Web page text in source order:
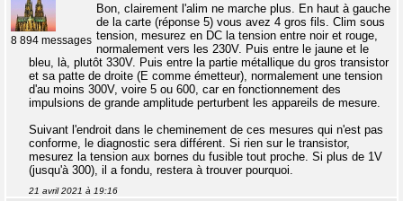
8 894 messages
Bon, clairement l'alim ne marche plus. En haut à gauche
de la carte (réponse 5) vous avez 4 gros fils. Clim sous
tension, mesurez en DC la tension entre noir et rouge,
normalement vers les 230V. Puis entre le jaune et le
bleu, là, plutôt 330V. Puis entre la partie métallique du gros transistor
et sa patte de droite (E comme émetteur), normalement une tension
d'au moins 300V, voire 5 ou 600, car en fonctionnement des
impulsions de grande amplitude perturbent les appareils de mesure.
Suivant l'endroit dans le cheminement de ces mesures qui n'est pas
conforme, le diagnostic sera différent. Si rien sur le transistor,
mesurez la tension aux bornes du fusible tout proche. Si plus de 1V
(jusqu'à 300), il a fondu, restera à trouver pourquoi.
21 avril 2021 à 19:16